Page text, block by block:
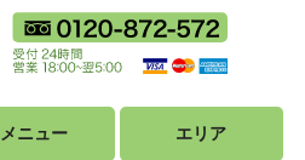
ハウスリラク
18時から翌朝5時
メニュー エリア